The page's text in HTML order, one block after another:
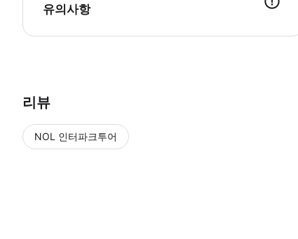
유의사항
리뷰
NOL 인터파크투어